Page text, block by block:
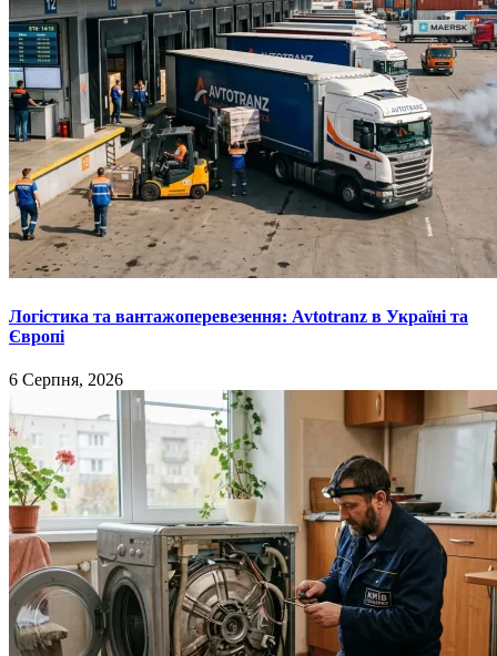
Логістика та вантажоперевезення: Avtotranz в Україні та
Європі
6 Серпня, 2026